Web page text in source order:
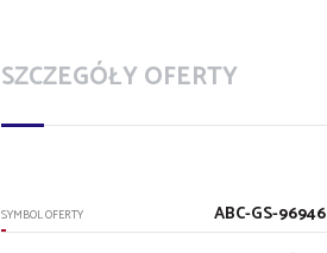
SZCZEGÓŁY OFERTY
SYMBOL OFERTY ABC-GS-96946